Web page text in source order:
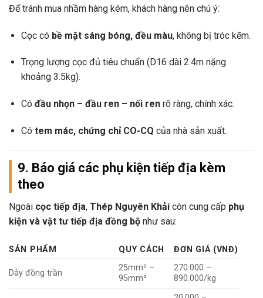
Để tránh mua nhầm hàng kém, khách hàng nên chú ý:
Cọc có bề mặt sáng bóng, đều màu, không bị tróc kẽm.
Trọng lượng cọc đủ tiêu chuẩn (D16 dài 2.4m nặng
khoảng 3.5kg).
Có đầu nhọn – đầu ren – nối renrõ ràng, chính xác.
Có tem mác, chứng chỉ CO-CQ của nhà sản xuất.
9. Báo giá các phụ kiện tiếp địa kèm
theo
Ngoài cọc tiếp địa, Thép Nguyên Khải còn cung cấp phụ
kiện và vật tư tiếp địa đồng bộ như sau:
SẢN PHẨM QUY CÁCH ĐƠN GIÁ (VNĐ)
Dây đồng trần
25mm² –
95mm²
270.000 –
890.000/kg